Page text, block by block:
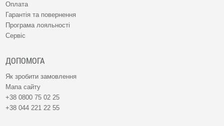
Оплата
Гарантія та повернення
Програма лояльності
Сервіс
ДОПОМОГА
Як зробити замовлення
Мапа сайту
+38 0800 75 02 25
+38 044 221 22 55